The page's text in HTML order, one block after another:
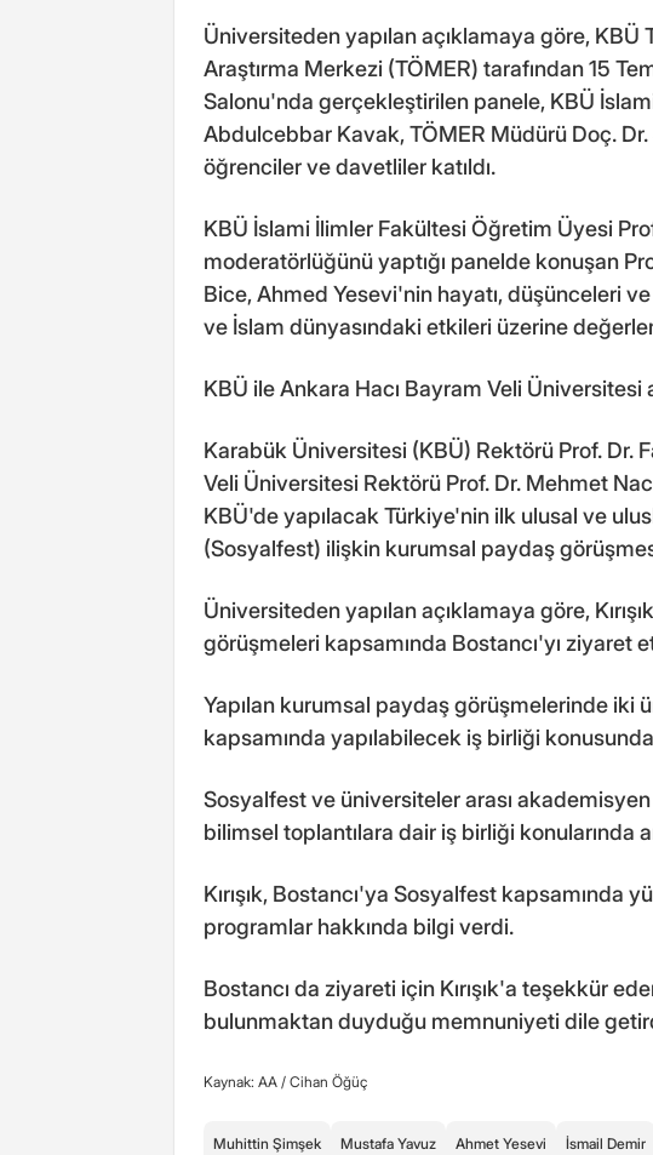
Üniversiteden yapılan açıklamaya göre,
Araştırma Merkezi (TÖMER) tarafından 15
Salonu'nda gerçekleştirilen panele, KBÜ
Abdulcebbar Kavak, TÖMER Müdürü Doç.
öğrenciler ve davetliler katıldı.
KBÜ İslami İlimler Fakültesi Öğretim Üyesi
moderatörlüğünü yaptığı panelde konuşan
Bice, Ahmed Yesevi'nin hayatı, düşünceleri
ve İslam dünyasındaki etkileri üzerine
KBÜ ile Ankara Hacı Bayram Veli Üniversitesi
Karabük Üniversitesi (KBÜ) Rektörü Prof. Dr.
Veli Üniversitesi Rektörü Prof. Dr. Mehmet
KBÜ'de yapılacak Türkiye'nin ilk ulusal ve
(Sosyalfest) ilişkin kurumsal paydaş
Üniversiteden yapılan açıklamaya göre,
görüşmeleri kapsamında Bostancı'yı ziyaret
Yapılan kurumsal paydaş görüşmelerinde iki
kapsamında yapılabilecek iş birliği
Sosyalfest ve üniversiteler arası
bilimsel toplantılara dair iş birliği konularında
Kırışık, Bostancı'ya Sosyalfest kapsamında
programlar hakkında bilgi verdi.
Bostancı da ziyareti için Kırışık'a teşekkür
bulunmaktan duyduğu memnuniyeti dile
Kaynak: AA / Cihan Öğüç
Muhittin Şimşek Mustafa Yavuz Ahmet Yesevi İsmail Demir